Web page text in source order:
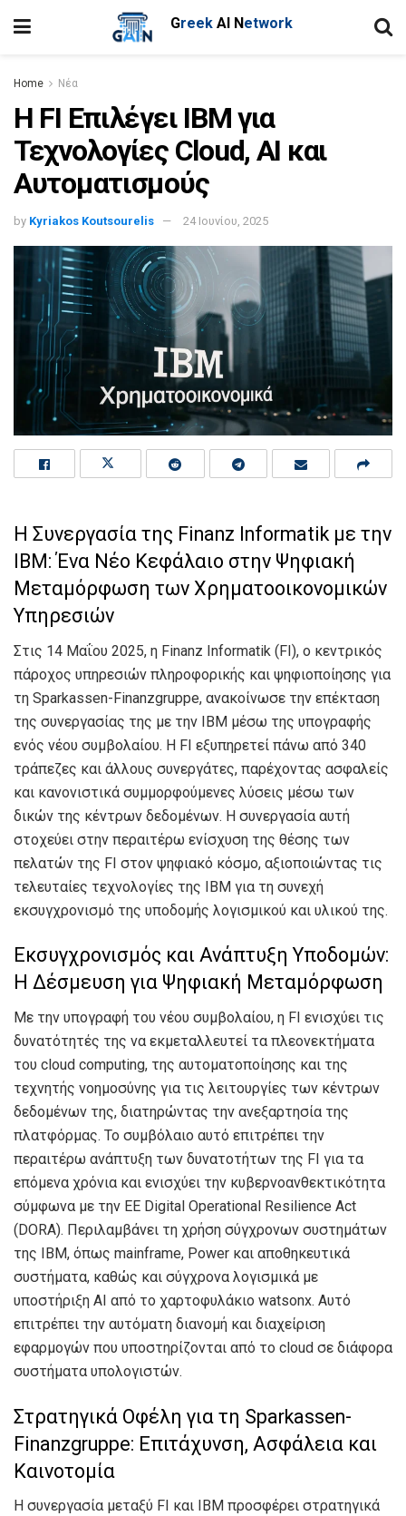
GreekAI Network
Home Νέα
H FI Επιλέγει IBM για
Τεχνολογίες Cloud, AI και
Αυτοματισμούς
by Kyriakos Koutsourelis 24 Ιουνίου, 2025
Η Συνεργασία της Finanz Informatik με την
IBM: Ένα Νέο Κεφάλαιο στην Ψηφιακή
Μεταμόρφωση των Χρηματοοικονομικών
Υπηρεσιών
Στις 14 Μαΐου 2025, η Finanz Informatik (FI), ο κεντρικός
πάροχος υπηρεσιών πληροφορικής και ψηφιοποίησης για
τη Sparkassen-Finanzgruppe, ανακοίνωσε την επέκταση
της συνεργασίας της με την IBM μέσω της υπογραφής
ενός νέου συμβολαίου. Η FI εξυπηρετεί πάνω από 340
τράπεζες και άλλους συνεργάτες, παρέχοντας ασφαλείς
και κανονιστικά συμμορφούμενες λύσεις μέσω των
δικών της κέντρων δεδομένων. Η συνεργασία αυτή
στοχεύει στην περαιτέρω ενίσχυση της θέσης των
πελατών της FI στον ψηφιακό κόσμο, αξιοποιώντας τις
τελευταίες τεχνολογίες της IBM για τη συνεχή
εκσυγχρονισμό της υποδομής λογισμικού και υλικού της.
Εκσυγχρονισμός και Ανάπτυξη Υποδομών:
Η Δέσμευση για Ψηφιακή Μεταμόρφωση
Με την υπογραφή του νέου συμβολαίου, η FI ενισχύει τις
δυνατότητές της να εκμεταλλευτεί τα πλεονεκτήματα
του cloud computing, της αυτοματοποίησης και της
τεχνητής νοημοσύνης για τις λειτουργίες των κέντρων
δεδομένων της, διατηρώντας την ανεξαρτησία της
πλατφόρμας. Το συμβόλαιο αυτό επιτρέπει την
περαιτέρω ανάπτυξη των δυνατοτήτων της FI για τα
επόμενα χρόνια και ενισχύει την κυβερνοανθεκτικότητα
σύμφωνα με την ΕΕ Digital Operational Resilience Act
(DORA). Περιλαμβάνει τη χρήση σύγχρονων συστημάτων
της IBM, όπως mainframe, Power και αποθηκευτικά
συστήματα, καθώς και σύγχρονα λογισμικά με
υποστήριξη AI από το χαρτοφυλάκιο watsonx. Αυτό
επιτρέπει την αυτόματη διανομή και διαχείριση
εφαρμογών που υποστηρίζονται από το cloud σε διάφορα
συστήματα υπολογιστών.
Στρατηγικά Οφέλη για τη Sparkassen-
Finanzgruppe: Επιτάχυνση, Ασφάλεια και
Καινοτομία
Η συνεργασία μεταξύ FI και IBM προσφέρει στρατηγικά